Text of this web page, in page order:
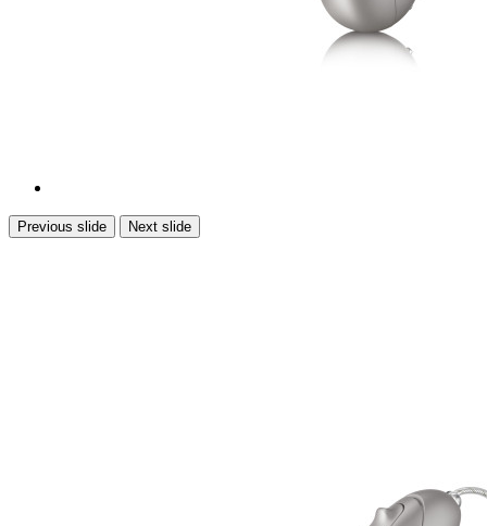
Previous slide Next slide